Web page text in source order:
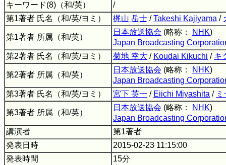
キーワード(8)（和/英）
/
第1著者 氏名（和/英/ヨミ）
梶山 岳士 /Takeshi Kajiyama /
第1著者 所属（和/英）
日本放送協会 (略称： NHK)
Japan Broadcasting
第2著者 氏名（和/英/ヨミ）
菊地 幸大 / Koudai Kikuchi / キ
第2著者 所属（和/英）
日本放送協会 (略称： NHK)
Japan Broadcasting
第3著者 氏名（和/英/ヨミ）
宮下 英一 / Eiichi Miyashita /
第3著者 所属（和/英）
日本放送協会 (略称： NHK)
Japan Broadcasting
講演者
第1著者
発表日時
2015-02-23 11:15:00
発表時間
15分